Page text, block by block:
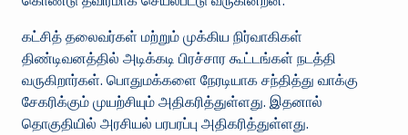
கட்சித் தலைவர்கள் மற்றும் முக்கிய நிர்வாகிகள்
திண்டிவனத்தில் அடிக்கடி பிரச்சார கூட்டங்கள் நடத்தி
வருகிறார்கள். பொதுமக்களை நேரடியாக சந்தித்து வாக்கு
சேகரிக்கும் முயற்சியும் அதிகரித்துள்ளது. இதனால்
தொகுதியில் அரசியல் பரபரப்பு அதிகரித்துள்ளது.